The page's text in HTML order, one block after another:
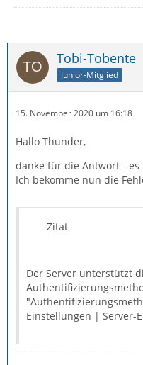
Tobi-Tobente
Junior-Mitglied
15. November 2020 um 16:18
Hallo Thunder,
danke für die Antwort -
Ich bekomme nun die
Zitat
Der Server unterstützt
Einstellungen | Server-